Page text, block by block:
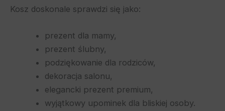
Kosz doskonale sprawdzi się jako:
prezent dla mamy,
prezent ślubny,
podziękowanie dla rodziców,
dekoracja salonu,
elegancki prezent premium,
wyjątkowy upominek dla bliskiej osoby.